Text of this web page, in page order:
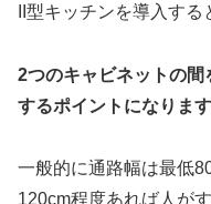
II型キッチンを導入す
2つのキャビネットの
するポイントになります
一般的に通路幅は最低
120cm程度あれば人が